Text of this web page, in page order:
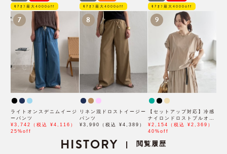
ﾓｱｵﾌ最大4000off
7
ライトオンスデニムイージ
ーパンツ
¥3,742（税込 ¥4,116）
25%off
ﾓｱｵﾌ最大4000off
8
リネン混ドロストイージー
パンツ
¥3,990（税込 ¥4,389）
ﾓｱｵﾌ最大4000off
9
【セットアップ対応】冷感
ナイロンドロストプルオー
バー
¥2,154（税込 ¥2,369）
40%off
HISTORY | 閲覧履歴